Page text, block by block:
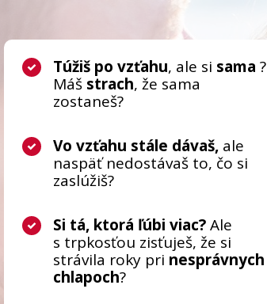
Túžiš po vzťahu, ale si sama ?
Máš strach, že sama
zostaneš?
Vo vzťahu stále dávaš, ale
naspäť nedostávaš to, čo si
zaslúžiš?
Si tá, ktorá ľúbi viac?Ale
s trpkosťou zisťuješ, že si
strávila roky pri nesprávnych
chlapoch?